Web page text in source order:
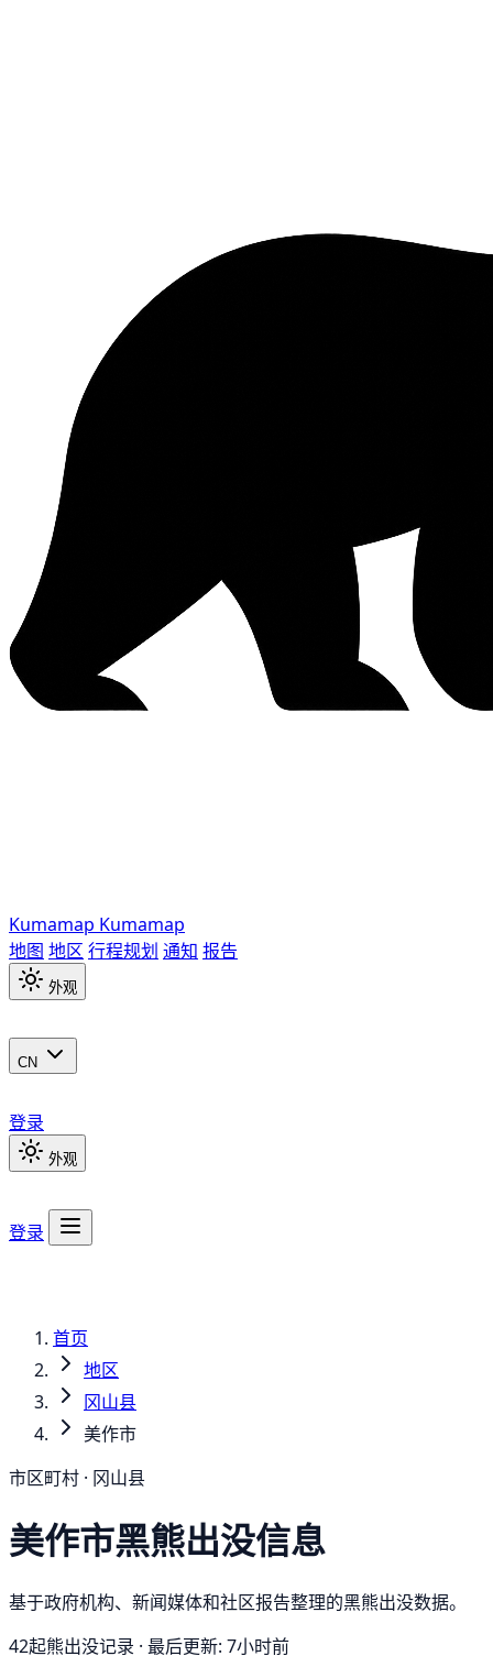
Kumamap Kumamap
地图 地区 行程规划 通知 报告
外观
CN
登录
外观
登录
首页
地区
冈山县
美作市
市区町村 · 冈山县
美作市黑熊出没信息
基于政府机构、新闻媒体和社区报告整理的黑熊出没数据。
42起熊出没记录 · 最后更新: 7小时前